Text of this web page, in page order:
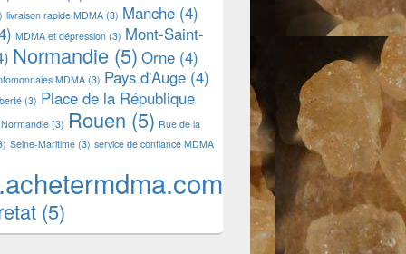
livraison rapide MDMA (3) Manche (4)
MDMA et dépression (3) Mont-Saint-
Normandie (5) Orne (4)
MDMA (3) Pays d'Auge (4)
(3) Place de la République
(3) Rouen (5) Rue de la
Seine-Maritime (3) service de confiance MDMA
(5)